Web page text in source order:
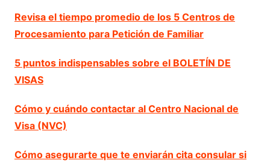
Revisa el tiempo promedio de los 5 Centros de
Procesamiento para Petición de Familiar
5 puntos indispensables sobre el BOLETÍN DE
VISAS
Cómo y cuándo contactar al Centro Nacional de
Visa (NVC)
Cómo asegurarte que te enviarán cita consular si